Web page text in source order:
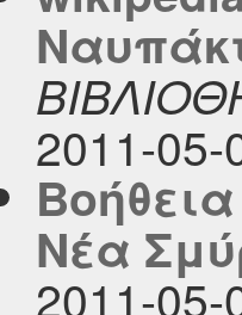
2011-05-
Νέα
2011-05-